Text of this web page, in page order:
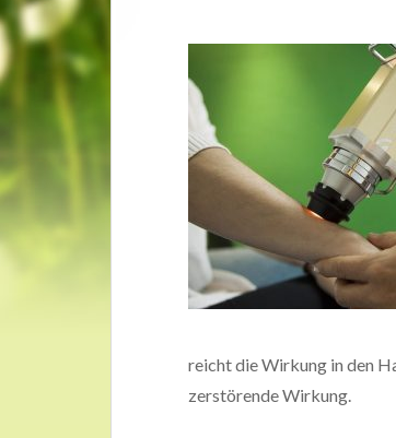
reicht die Wirkung in den
zerstörende Wirkung.